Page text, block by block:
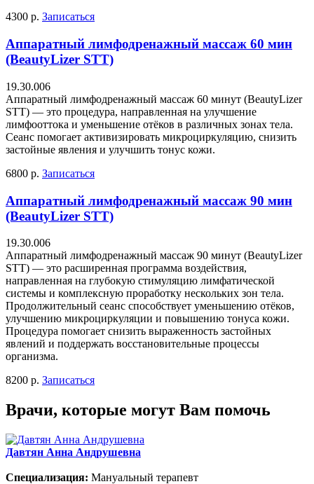
4300 р. Записаться
Аппаратный лимфодренажный массаж 60 мин
(BeautyLizer STT)
19.30.006
Аппаратный лимфодренажный массаж 60 минут (BeautyLizer
STT) — это процедура, направленная на улучшение
лимфооттока и уменьшение отёков в различных зонах тела.
Сеанс помогает активизировать микроциркуляцию, снизить
застойные явления и улучшить тонус кожи.
6800 р. Записаться
Аппаратный лимфодренажный массаж 90 мин
(BeautyLizer STT)
19.30.006
Аппаратный лимфодренажный массаж 90 минут (BeautyLizer
STT) — это расширенная программа воздействия,
направленная на глубокую стимуляцию лимфатической
системы и комплексную проработку нескольких зон тела.
Продолжительный сеанс способствует уменьшению отёков,
улучшению микроциркуляции и повышению тонуса кожи.
Процедура помогает снизить выраженность застойных
явлений и поддержать восстановительные процессы
организма.
8200 р. Записаться
Врачи, которые могут Вам помочь
Давтян Анна Андрушевна
Специализация: Мануальный терапевт